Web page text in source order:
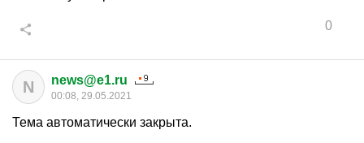
0
N news@e1.ru
00:08, 29.05.2021
Тема автоматически закрыта.